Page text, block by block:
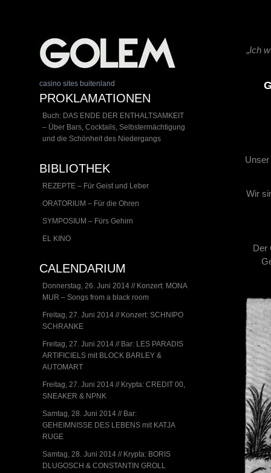
casino sites buitenland
PROKLAMATIONEN
Buch: DAS ENDE DER ENTHALTSAMKEIT
– Über Bars, Cocktails, Selbstermächtigung
und die Schönheit des Niedergangs
BIBLIOTHEK
REZEPTE – Für Geist und Leber
ORATORIUM – Für die Ohren
SYMPOSIUM – Fürs Gehirn
EL KINO
CALENDARIUM
Donnerstag, 26. Juni 2014 // Konzert: MONA
MUR – Songs from a black room
Freitag, 27. Juni 2014 // Konzert: SCHNIPO
SCHRANKE
Freitag, 27. Juni 2014 // Bar: LES PARADIS
ARTIFICIELS mit BLOCK BARLEY &
AUTOMART
Freitag, 27. Juni 2014 // Krypta: CREDIT 00,
SNEAKER & NPNK
Samtag, 28. Juni 2014 // Bar:
GEHEIMNISSE DES LEBENS mit KATJA
RUGE
Samtag, 28. Juni 2014 // Krypta: BORIS
DLUGOSCH & CONSTANTIN GROLL
„Ich
Wir
Der